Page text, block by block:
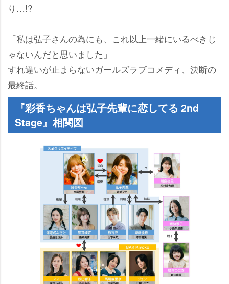
り…!?
「私は弘子さんの為にも、これ以上一緒にいるべきじ
ゃないんだと思いました」
すれ違いが止まらないガールズラブコメディ、決断の
最終話。
『彩香ちゃんは弘子先輩に恋してる 2nd
Stage』相関図